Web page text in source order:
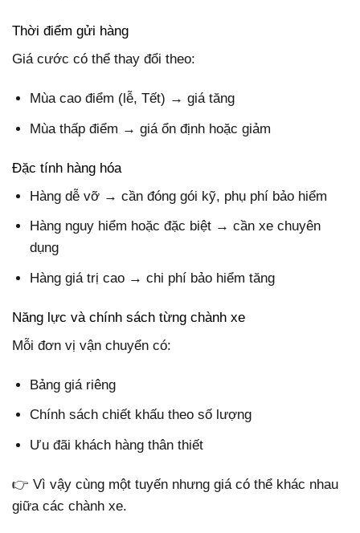
Thời điểm gửi hàng
Giá cước có thể thay đổi theo:
Mùa cao điểm (lễ, Tết) → giá tăng
Mùa thấp điểm → giá ổn định hoặc giảm
Đặc tính hàng hóa
Hàng dễ vỡ → cần đóng gói kỹ, phụ phí bảo hiểm
Hàng nguy hiểm hoặc đặc biệt → cần xe chuyên
dụng
Hàng giá trị cao → chi phí bảo hiểm tăng
Năng lực và chính sách từng chành xe
Mỗi đơn vị vận chuyển có:
Bảng giá riêng
Chính sách chiết khấu theo số lượng
Ưu đãi khách hàng thân thiết
👉 Vì vậy cùng một tuyến nhưng giá có thể khác nhau
giữa các chành xe.